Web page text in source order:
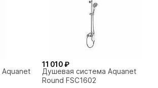
11 010 ₽
Душевая система Aquanet
Round FSC1602